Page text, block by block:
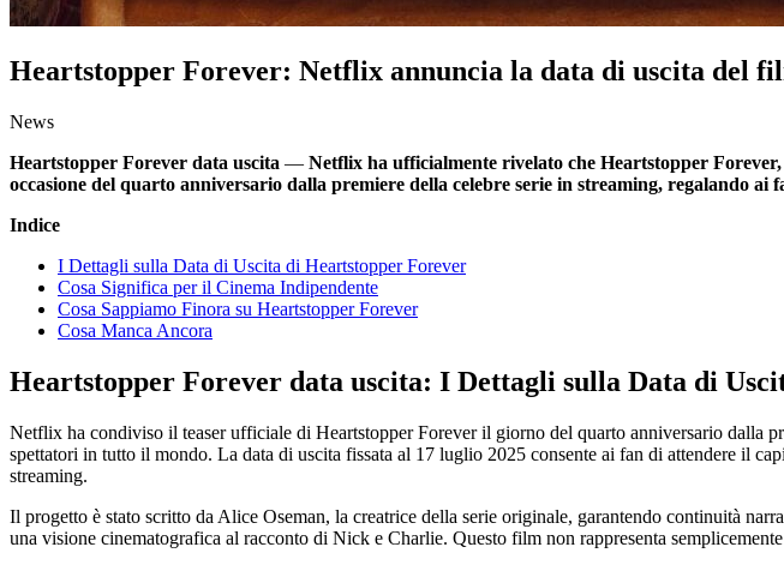
Heartstopper Forever: Netflix annuncia la data di uscita del
News
Heartstopper Forever data uscita — Netflix ha ufficialmente rivelato che Heartstopper
occasione del quarto anniversario dalla premiere della celebre serie in streaming, regalando
Indice
I Dettagli sulla Data di Uscita di Heartstopper Forever
Cosa Significa per il Cinema Indipendente
Cosa Sappiamo Finora su Heartstopper Forever
Cosa Manca Ancora
Heartstopper Forever data uscita: I Dettagli sulla Data di
Netflix ha condiviso il teaser ufficiale di Heartstopper Forever il giorno del quarto anniversario dalla
spettatori in tutto il mondo. La data di uscita fissata al 17 luglio 2025 consente ai fan di attendere il
streaming.
Il progetto è stato scritto da Alice Oseman, la creatrice della serie originale, garantendo continuità
una visione cinematografica al racconto di Nick e Charlie. Questo film non rappresenta